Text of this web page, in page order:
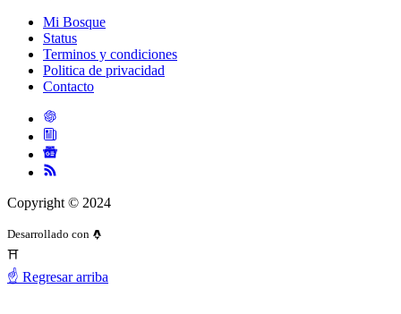
Mi Bosque
Status
Terminos y condiciones
Politica de privacidad
Contacto
Copyright © 2024
Desarrollado con
⛩️
☝️ Regresar arriba